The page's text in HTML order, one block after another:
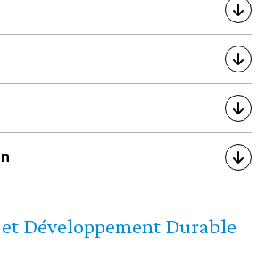
Développement Durable